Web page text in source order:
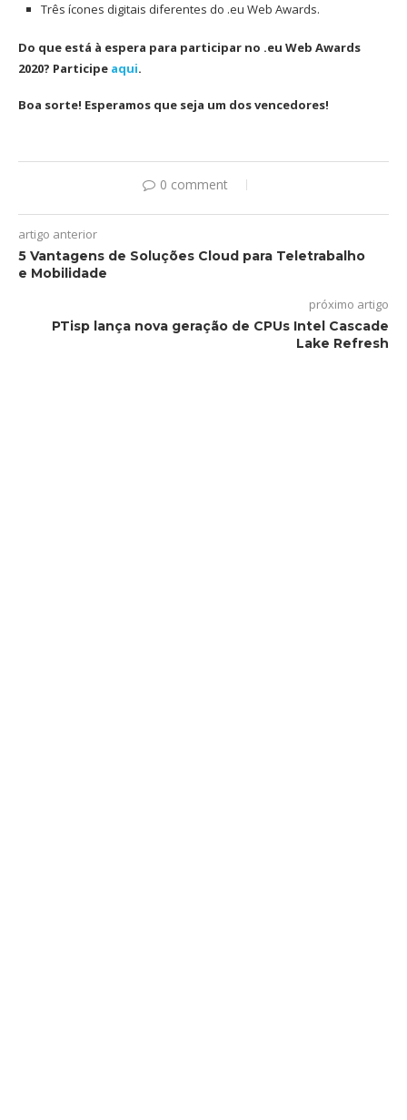
Três ícones digitais diferentes do .eu Web Awards.
Do que está à espera para participar no .eu Web Awards
2020? Participe aqui.
Boa sorte! Esperamos que seja um dos vencedores!
0 comment
artigo anterior
5 Vantagens de Soluções Cloud para Teletrabalho
e Mobilidade
próximo artigo
PTisp lança nova geração de CPUs Intel Cascade
Lake Refresh